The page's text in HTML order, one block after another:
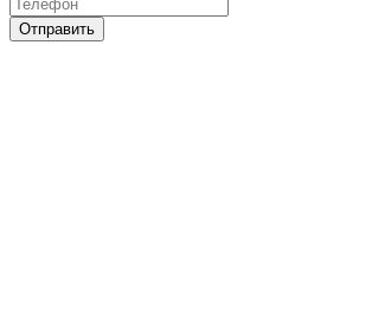
Отправить